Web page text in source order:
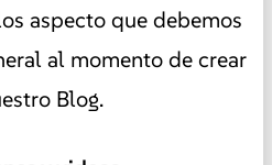
aspecto que debemos
al momento de crear
Blog.